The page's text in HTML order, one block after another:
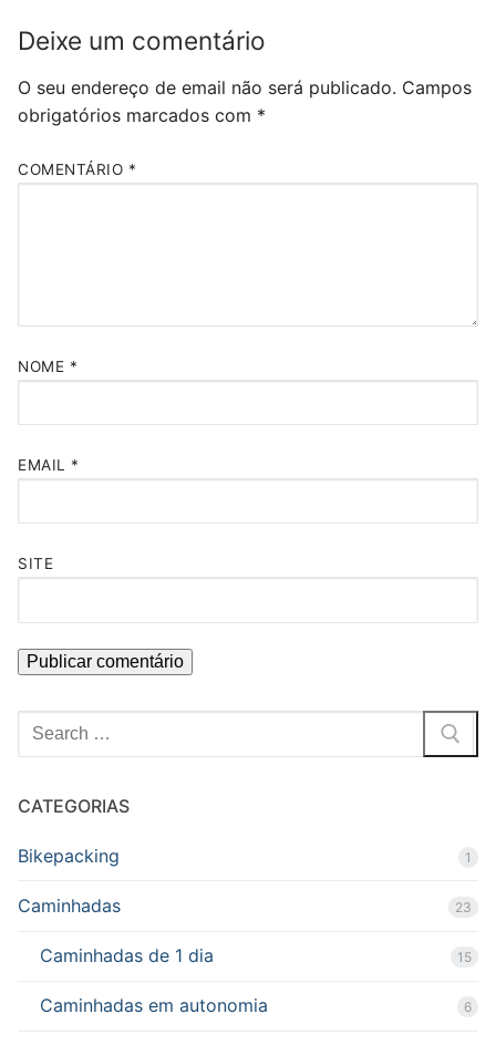
Deixe um comentário
O seu endereço de email não será publicado. Campos
obrigatórios marcados com *
COMENTÁRIO *
NOME *
EMAIL *
SITE
Pesquisar
por:
CATEGORIAS
Bikepacking 1
Caminhadas 23
Caminhadas de 1 dia 15
Caminhadas em autonomia 6